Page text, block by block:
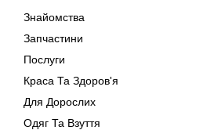
Знайомства
Запчастини
Послуги
Краса Та Здоров'я
Для Дорослих
Одяг Та Взуття